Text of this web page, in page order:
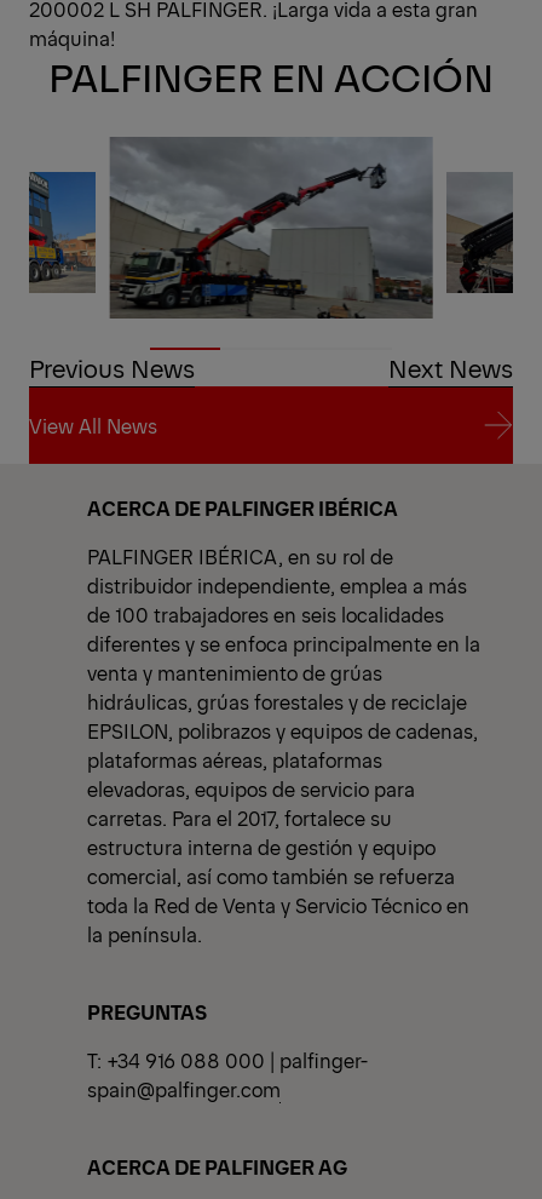
200002 L SH PALFINGER. ¡Larga vida a esta gran
máquina!
PALFINGER EN ACCIÓN
Previous News Next News
View All News
View All News
ACERCA DE PALFINGER IBÉRICA
PALFINGER IBÉRICA, en su rol de
distribuidor independiente, emplea a más
de 100 trabajadores en seis localidades
diferentes y se enfoca principalmente en la
venta y mantenimiento de grúas
hidráulicas, grúas forestales y de reciclaje
EPSILON, polibrazos y equipos de cadenas,
plataformas aéreas, plataformas
elevadoras, equipos de servicio para
carretas. Para el 2017, fortalece su
estructura interna de gestión y equipo
comercial, así como también se refuerza
toda la Red de Venta y Servicio Técnico en
la península.
PREGUNTAS
T: +34 916 088 000 | palfinger-
spain@palfinger.com
ACERCA DE PALFINGER AG